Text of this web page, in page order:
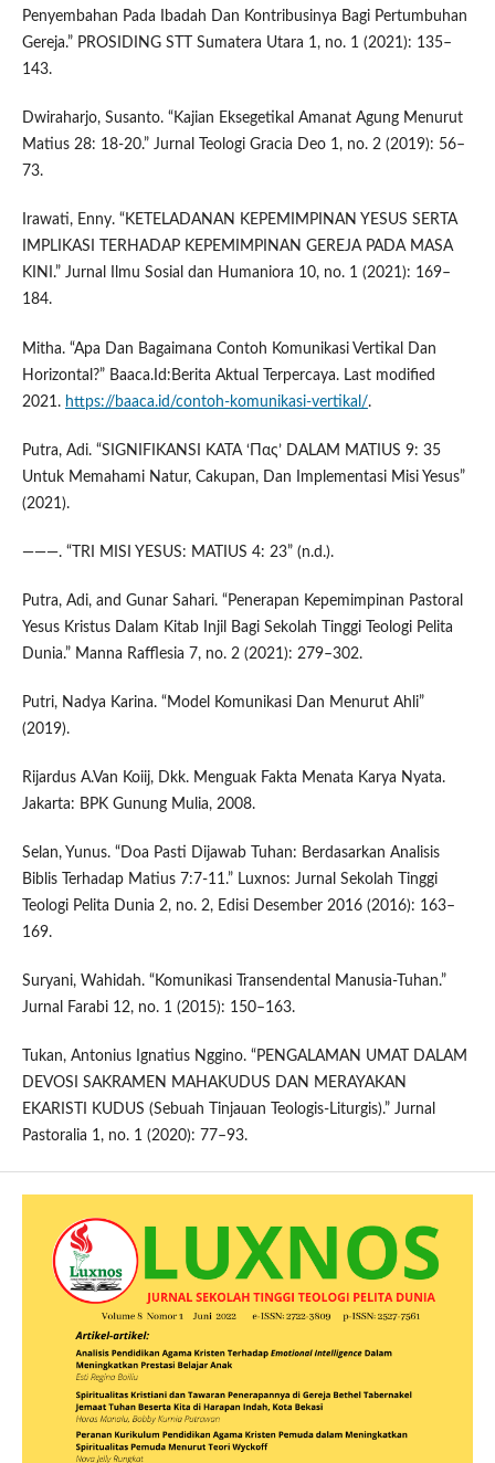
Penyembahan Pada Ibadah Dan Kontribusinya Bagi Pertumbuhan
Gereja.” PROSIDING STT Sumatera Utara 1, no. 1 (2021): 135–
143.
Dwiraharjo, Susanto. “Kajian Eksegetikal Amanat Agung Menurut
Matius 28: 18-20.” Jurnal Teologi Gracia Deo 1, no. 2 (2019): 56–
73.
Irawati, Enny. “KETELADANAN KEPEMIMPINAN YESUS SERTA
IMPLIKASI TERHADAP KEPEMIMPINAN GEREJA PADA MASA
KINI.” Jurnal Ilmu Sosial dan Humaniora 10, no. 1 (2021): 169–
184.
Mitha. “Apa Dan Bagaimana Contoh Komunikasi Vertikal Dan
Horizontal?” Baaca.Id:Berita Aktual Terpercaya. Last modified
2021. https://baaca.id/contoh-komunikasi-vertikal/.
Putra, Adi. “SIGNIFIKANSI KATA ‘Πας’ DALAM MATIUS 9: 35
Untuk Memahami Natur, Cakupan, Dan Implementasi Misi Yesus”
(2021).
———. “TRI MISI YESUS: MATIUS 4: 23” (n.d.).
Putra, Adi, and Gunar Sahari. “Penerapan Kepemimpinan Pastoral
Yesus Kristus Dalam Kitab Injil Bagi Sekolah Tinggi Teologi Pelita
Dunia.” Manna Rafflesia 7, no. 2 (2021): 279–302.
Putri, Nadya Karina. “Model Komunikasi Dan Menurut Ahli”
(2019).
Rijardus A.Van Koiij, Dkk. Menguak Fakta Menata Karya Nyata.
Jakarta: BPK Gunung Mulia, 2008.
Selan, Yunus. “Doa Pasti Dijawab Tuhan: Berdasarkan Analisis
Biblis Terhadap Matius 7:7-11.” Luxnos: Jurnal Sekolah Tinggi
Teologi Pelita Dunia 2, no. 2, Edisi Desember 2016 (2016): 163–
169.
Suryani, Wahidah. “Komunikasi Transendental Manusia-Tuhan.”
Jurnal Farabi 12, no. 1 (2015): 150–163.
Tukan, Antonius Ignatius Nggino. “PENGALAMAN UMAT DALAM
DEVOSI SAKRAMEN MAHAKUDUS DAN MERAYAKAN
EKARISTI KUDUS (Sebuah Tinjauan Teologis-Liturgis).” Jurnal
Pastoralia 1, no. 1 (2020): 77–93.